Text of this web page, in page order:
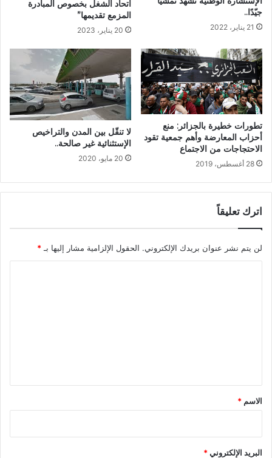
جيّدًا..
21 يناير، 2022
اتحاد الشغل بخصوص المبادرة
المزمع تقديمها”
20 يناير، 2023
تطورات خطيرة بالجزائر: منع
أحزاب المعارضة وأهم جمعية تقود
الاحتجاجات من الاجتماع
28 أغسطس، 2019
لا تنقّل بين المدن والتراخيص
الإستثنائية غير صالحة..
20 مايو، 2020
اترك تعليقاً
لن يتم نشر عنوان بريدك الإلكتروني. الحقول الإلزامية مشار إليها بـ *
*
الاسم *
البريد الإلكتروني*